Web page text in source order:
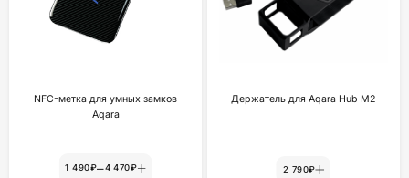
NFC-метка для умных замков
Aqara
1 490₽–4 470₽
Держатель для Aqara Hub M2
2 790₽